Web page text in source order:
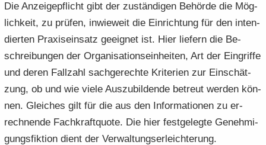
Die An­zei­ge­pflicht gibt der zu­stän­di­gen Be­hör­de die Mög­
lich­keit, zu prü­fen, in­wie­weit die Ein­rich­tung für den in­ten­
dier­ten Pra­xis­ein­satz ge­eig­net ist. Hier lie­fern die Be­
schrei­bun­gen der Or­ga­ni­sa­ti­ons­ein­hei­ten, Art der Ein­grif­fe
und deren Fall­zahl sach­ge­rech­te Kri­te­ri­en zur Ein­schät­
zung, ob und wie viele Aus­zu­bil­den­de be­treut wer­den kön­
nen. Glei­ches gilt für die aus den In­for­ma­tio­nen zu er­
rech­nen­de Fach­kraft­quo­te. Die hier fest­ge­leg­te Ge­neh­mi­
gungs­fik­ti­on dient der Ver­wal­tungs­er­leich­te­rung.